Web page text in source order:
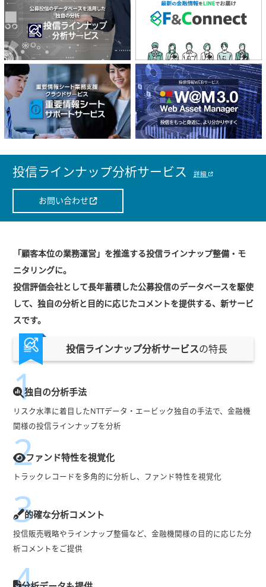
投信ラインナップ分析サービス 詳細
お問い合わせ
「顧客本位の業務運営」を推進する投信ラインナップ整備・モ
ニタリングに。
投信評価会社として長年蓄積した公募投信のデータベースを駆使
して、独自の分析と目的に応じたコメントを提供する、新サービ
スです。
投信ラインナップ分析サービスの特長
独自の分析手法
リスク水準に着目したNTTデータ・エービック独自の手法で、金融機
関様の投信ラインナップを分析
ファンド特性を視覚化
トラックレコードを多角的に分析し、ファンド特性を視覚化
的確な分析コメント
投信販売戦略やラインナップ整備など、金融機関様の目的に応じた分
析コメントをご提供